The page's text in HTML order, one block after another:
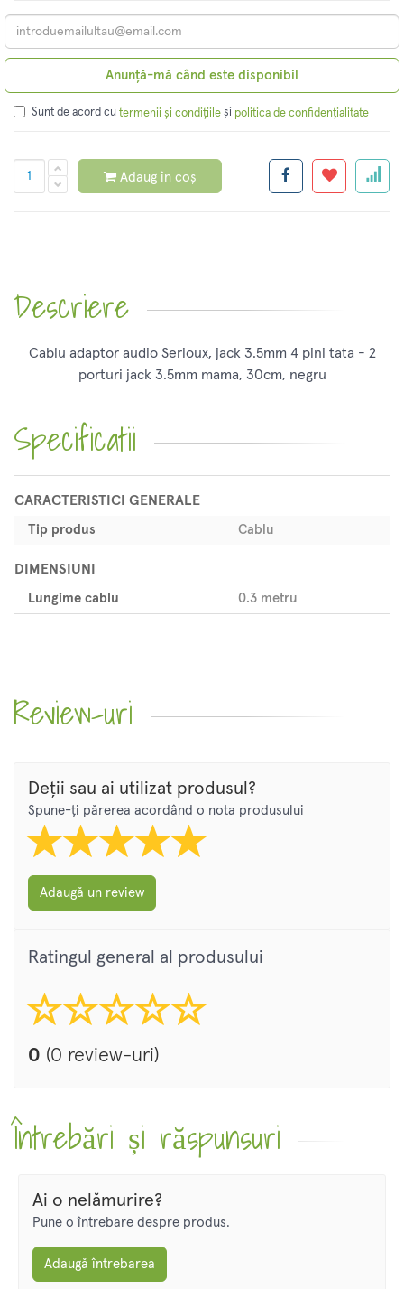
Anunță-mă când este disponibil
Sunt de acord cu termenii și condițiile și politica de confidențialitate
Adaug în coș
Descriere
Cablu adaptor audio Serioux, jack 3.5mm 4 pini tata - 2
porturi jack 3.5mm mama, 30cm, negru
Specificatii
CARACTERISTICI GENERALE
Tip produs Cablu
DIMENSIUNI
Lungime cablu 0.3 metru
Review-uri
Deții sau ai utilizat produsul?
Spune-ți părerea acordând o nota produsului
Adaugă un review
Ratingul general al produsului
0 (0 review-uri)
Întrebări și răspunsuri
Ai o nelămurire?
Pune o întrebare despre produs.
Adaugă întrebarea